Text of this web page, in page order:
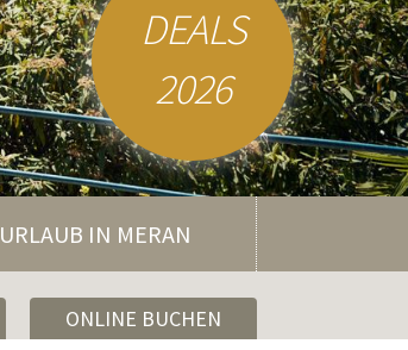
DEALS
2026
URLAUB IN MERAN
ONLINE BUCHEN